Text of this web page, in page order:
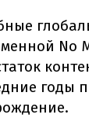
No
годы